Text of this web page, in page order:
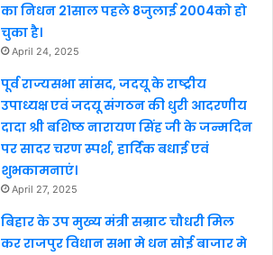
का निधन 21साल पहले 8जुलाई 2004को हो
चुका है।
April 24, 2025
पूर्व राज्यसभा सांसद, जदयू के राष्ट्रीय
उपाध्यक्ष एवं जदयू संगठन की धुरी आदरणीय
दादा श्री बशिष्ठ नारायण सिंह जी के जन्मदिन
पर सादर चरण स्पर्श, हार्दिक बधाई एवं
शुभकामनाएं।
April 27, 2025
बिहार के उप मुख्य मंत्री सम्राट चौधरी मिल
कर राजपुर विधान सभा मे धन सोई बाजार मे